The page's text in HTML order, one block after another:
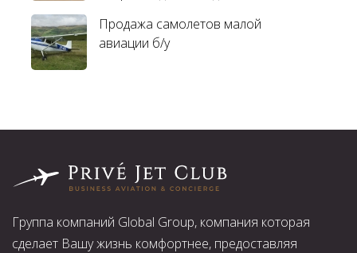
Продажа самолетов малой
авиации б/у
Группа компаний Global Group, компания которая
сделает Вашу жизнь комфортнее, предоставляя